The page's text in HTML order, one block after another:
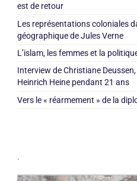
est de retour
Les représentations coloniales
géographique de Jules Verne
L’islam, les femmes et la
Interview de Christiane
Heinrich Heine pendant 21 ans
Vers le « réarmement » de la
.